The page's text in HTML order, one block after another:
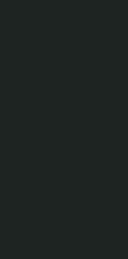
il
degli ospiti